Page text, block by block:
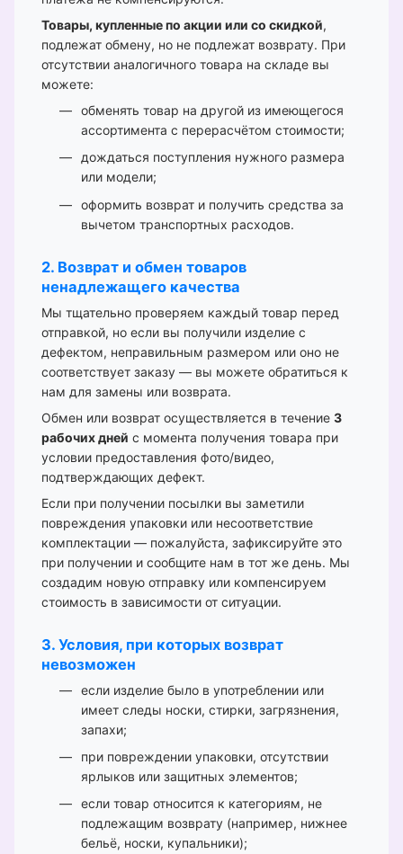
Товары, купленные по акции или со скидкой,
подлежат обмену, но не подлежат возврату. При
отсутствии аналогичного товара на складе вы
можете:
обменять товар на другой из имеющегося
ассортимента с перерасчётом стоимости;
дождаться поступления нужного размера
или модели;
оформить возврат и получить средства за
вычетом транспортных расходов.
2. Возврат и обмен товаров
ненадлежащего качества
Мы тщательно проверяем каждый товар перед
отправкой, но если вы получили изделие с
дефектом, неправильным размером или оно не
соответствует заказу — вы можете обратиться к
нам для замены или возврата.
Обмен или возврат осуществляется в течение 3
рабочих дней с момента получения товара при
условии предоставления фото/видео,
подтверждающих дефект.
Если при получении посылки вы заметили
повреждения упаковки или несоответствие
комплектации — пожалуйста, зафиксируйте это
при получении и сообщите нам в тот же день. Мы
создадим новую отправку или компенсируем
стоимость в зависимости от ситуации.
3. Условия, при которых возврат
невозможен
если изделие было в употреблении или
имеет следы носки, стирки, загрязнения,
запахи;
при повреждении упаковки, отсутствии
ярлыков или защитных элементов;
если товар относится к категориям, не
подлежащим возврату (например, нижнее
бельё, носки, купальники);